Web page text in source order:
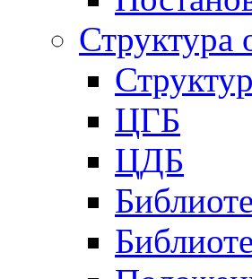
Структура
ЦГБ
ЦДБ